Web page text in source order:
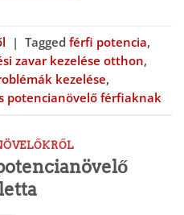
| Tagged férfi potencia,
zavar kezelése otthon,
kezelése,
potencianövelő férfiaknak